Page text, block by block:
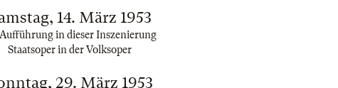
14. März 1953
in dieser Inszenierung
Staatsoper in der Volksoper
29. März 1953